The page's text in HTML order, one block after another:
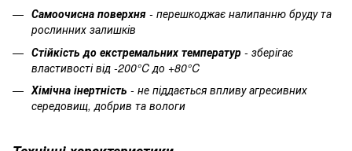
Самоочисна поверхня - перешкоджає налипанню бруду та
рослинних залишків
Стійкість до екстремальних температур - зберігає
властивості від -200°C до +80°C
Хімічна інертність - не піддається впливу агресивних
середовищ, добрив та вологи